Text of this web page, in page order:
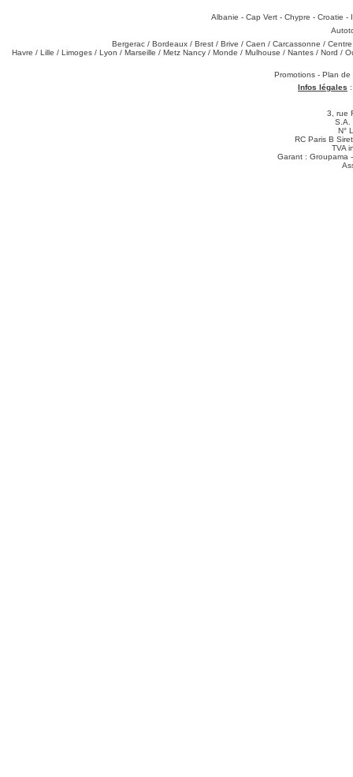
Albanie - Cap Vert- Chypre - Croatie -
Bergerac / Bordeaux / Brest / Brive / Caen / Carcassonne / Centre
Havre / Lille / Limoges / Lyon / Marseille / Metz Nancy / Monde / Mulhouse / Nantes / Nord /
Promotions - Plan
Infos légales
3, rue
S.A.
N°
RC Paris B
TVA
Garant : Groupama